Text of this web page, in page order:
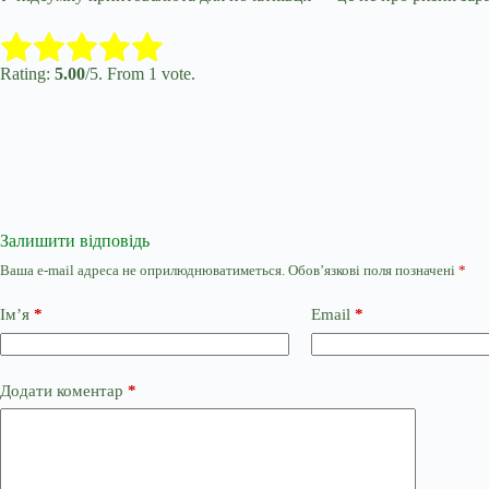
Rate this item:
Rating: 5.00/5. From 1 vote.
Залишити відповідь
Ваша e-mail адреса не оприлюднюватиметься. Обов’язкові поля позначені *
Ім’я * Email *
Додати коментар *